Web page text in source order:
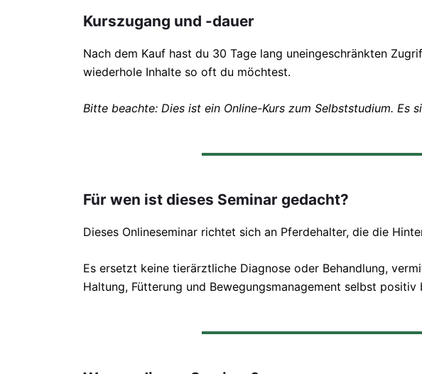
Kurszugang und -dauer
Nach dem Kauf hast du 30 Tage lang uneingeschränkten
wiederhole Inhalte so oft du möchtest.
Bitte beachte: Dies ist ein Online-Kurs zum Selbststudium. Es
Für wen ist dieses Seminar gedacht?
Dieses Onlineseminar richtet sich an Pferdehalter, die die
Es ersetzt keine tierärztliche Diagnose oder Behandlung,
Haltung, Fütterung und Bewegungsmanagement selbst positiv